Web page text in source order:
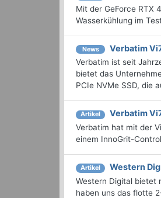
Mit der GeForce RTX
Wasserkühlung im
News Verbatim
Verbatim ist seit
bietet das
PCIe NVMe SSD, die
Artikel Verbatim
Verbatim hat mit der
einem InnoGrit-
Artikel Western
Western Digital bietet
haben uns das flotte